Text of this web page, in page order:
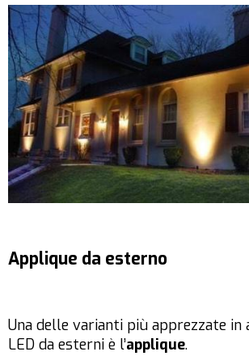
Applique da esterno
Una delle varianti più apprezzate
LED da esterni è l’applique.